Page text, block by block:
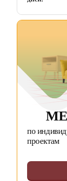
по
проектам